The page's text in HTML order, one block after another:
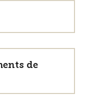
de